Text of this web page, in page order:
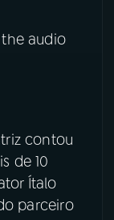
audio
contou
de 10
Ítalo
parceiro